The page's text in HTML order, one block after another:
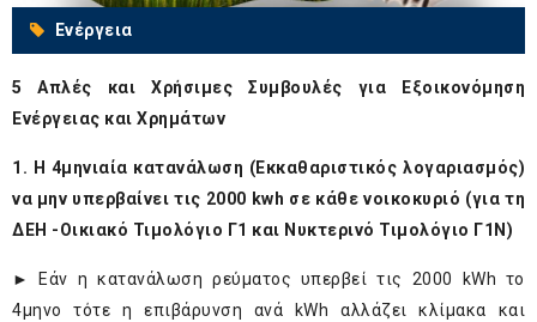
Ενέργεια
5 Απλές και Χρήσιμες Συμβουλές για Εξοικονόμηση
Ενέργειας και Χρημάτων
1. Η 4μηνιαία κατανάλωση (Εκκαθαριστικός λογαριασμός)
να μην υπερβαίνει τις 2000 kwh σε κάθε νοικοκυριό (για τη
ΔΕΗ -Οικιακό Τιμολόγιο Γ1 και Νυκτερινό Τιμολόγιο Γ1Ν)
► Εάν η κατανάλωση ρεύματος υπερβεί τις 2000 kWh το
4μηνο τότε η επιβάρυνση ανά kWh αλλάζει κλίμακα και